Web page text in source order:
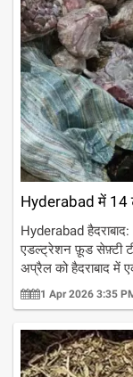
Hyderabad में 14
Hyderabad
एडल्ट्रेशन फ़ूड सेफ़्टी
अप्रैल को हैदराबाद में
1 Apr 2026 3:35